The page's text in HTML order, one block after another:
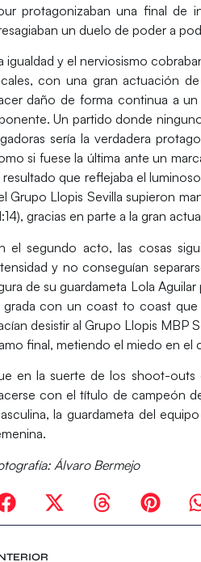
protagonizaban una final de
un duelo de poder a
igualdad y el nerviosismo
con una gran actuación de
daño de forma continua a
Un partido donde
sería la verdadera
si fuese la última ante un
resultado que reflejaba el
Grupo Llopis Sevilla supieron
gracias en parte a la gran
el segundo acto, las cosas
y no conseguían
de su guardameta Lola Aguilar
grada con un coast to coast
desistir al Grupo Llopis MBP
final, metiendo el miedo en
en la suerte de los shoot-outs
con el título de campeón
la guardameta del
Álvaro Bermejo